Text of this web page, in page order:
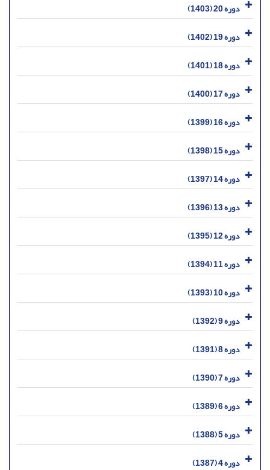
دوره 20 (1403)
دوره 19 (1402)
دوره 18 (1401)
دوره 17 (1400)
دوره 16 (1399)
دوره 15 (1398)
دوره 14 (1397)
دوره 13 (1396)
دوره 12 (1395)
دوره 11 (1394)
دوره 10 (1393)
دوره 9 (1392)
دوره 8 (1391)
دوره 7 (1390)
دوره 6 (1389)
دوره 5 (1388)
دوره 4 (1387)